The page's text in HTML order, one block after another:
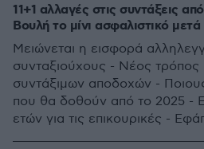
11+1 αλλαγές στις συντάξεις
Βουλή το μίνι ασφαλιστικό
Μειώνεται η εισφορά
συνταξιούχους - Νέος τρόπος
συντάξιμων αποδοχών -
που θα δοθούν από το 2025 -
ετών για τις επικουρικές -